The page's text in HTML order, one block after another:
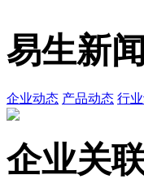
易生新闻
企业动态 产品动态 行
企业关